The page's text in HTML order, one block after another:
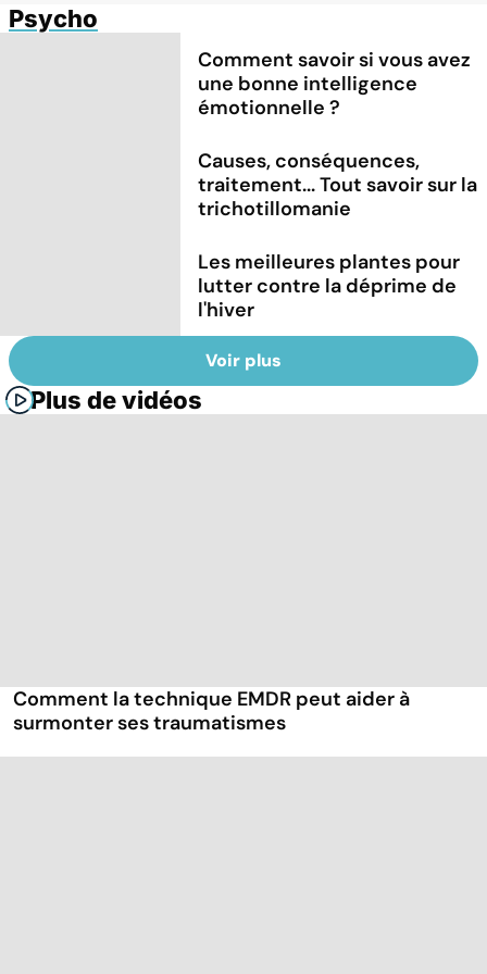
Psycho
Comment savoir si vous avez
une bonne intelligence
émotionnelle ?
Causes, conséquences,
traitement... Tout savoir sur la
trichotillomanie
Les meilleures plantes pour
lutter contre la déprime de
l'hiver
Voir plus
Plus de vidéos
Comment la technique EMDR peut aider à
surmonter ses traumatismes